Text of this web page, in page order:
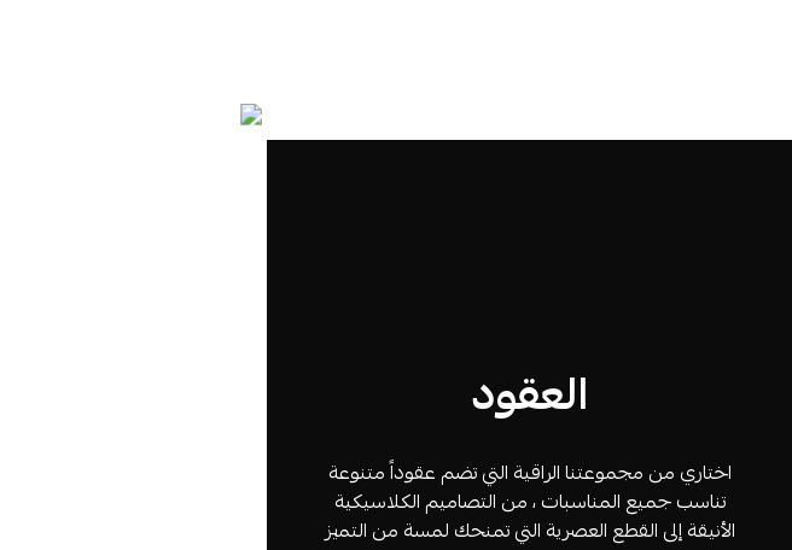
العقود
اختاري من مجموعتنا الراقية التي تضم عقوداً متنوعة
تناسب جميع المناسبات ، من التصاميم الكلاسيكية
الأنيقة إلى القطع العصرية التي تمنحك لمسة من التميز